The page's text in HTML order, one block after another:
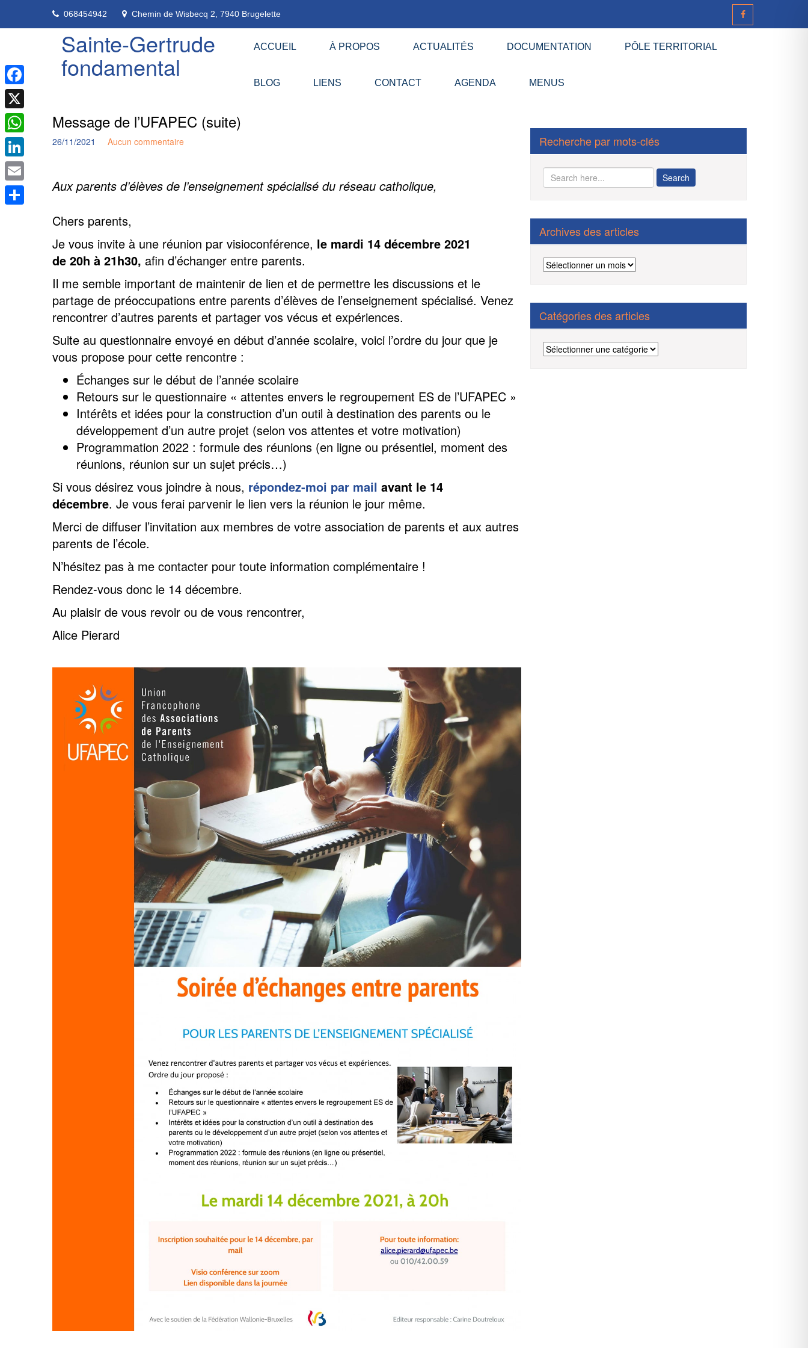
content
068454942 Chemin de Wisbecq 2, 7940 Brugelette
Sainte-Gertrude
fondamental
ACCUEIL À PROPOS ACTUALITÉS DOCUMENTATION PÔLE TERRITORIAL
BLOG LIENS CONTACT AGENDA MENUS
Message de l’UFAPEC (suite)
26/11/2021 Aucun commentaire
Aux parents d’élèves de l’enseignement spécialisé du réseau catholique,
Chers parents,
Je vous invite à une réunion par visioconférence, le mardi 14 décembre 2021
de 20h à 21h30, afin d’échanger entre parents.
Il me semble important de maintenir de lien et de permettre les discussions et le
partage de préoccupations entre parents d’élèves de l’enseignement spécialisé. Venez
rencontrer d’autres parents et partager vos vécus et expériences.
Suite au questionnaire envoyé en début d’année scolaire, voici l’ordre du jour que je
vous propose pour cette rencontre :
Échanges sur le début de l’année scolaire
Retours sur le questionnaire « attentes envers le regroupement ES de l’UFAPEC »
Intérêts et idées pour la construction d’un outil à destination des parents ou le
développement d’un autre projet (selon vos attentes et votre motivation)
Programmation 2022 : formule des réunions (en ligne ou présentiel, moment des
réunions, réunion sur un sujet précis…)
Si vous désirez vous joindre à nous, répondez-moi par mail avant le 14
décembre. Je vous ferai parvenir le lien vers la réunion le jour même.
Merci de diffuser l’invitation aux membres de votre association de parents et aux autres
parents de l’école.
N’hésitez pas à me contacter pour toute information complémentaire !
Rendez-vous donc le 14 décembre.
Au plaisir de vous revoir ou de vous rencontrer,
Alice Pierard
Recherche par mots-clés
Archives des articles
Archives
des
Catégories des articles
Catégories
des
Facebook
X
WhatsApp
LinkedIn
Email